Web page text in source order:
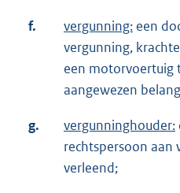
f. vergunning: een
vergunning,
een motorvoertuig
aangewezen
g. vergunninghouder:
rechtspersoon aan
verleend;